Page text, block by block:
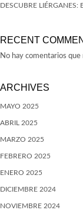
DESCUBRE
RECENT
No hay comentarios que
ARCHIVES
MAYO 2025
ABRIL 2025
MARZO 2025
FEBRERO 2025
ENERO 2025
DICIEMBRE 2024
NOVIEMBRE 2024